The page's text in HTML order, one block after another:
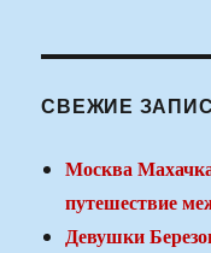
СВЕЖИЕ
Москва
путешествие
Девушки